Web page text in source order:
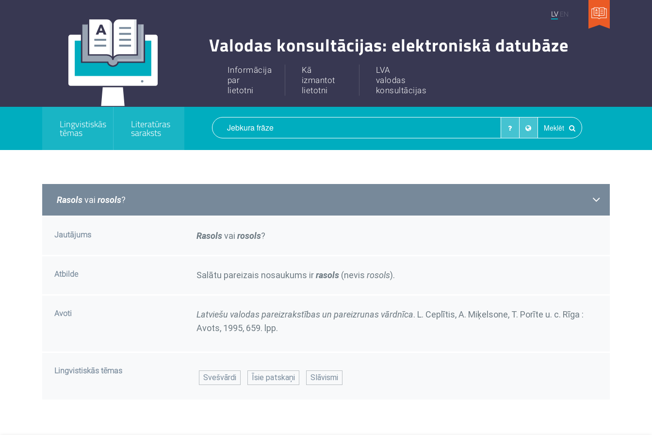
LV EN
Valodas konsultācijas: elektroniskā datubāze
Informācija
par
lietotni
Kā
izmantot
lietotni
LVA
valodas
konsultācijas
Lingvistiskās
tēmas
Literatūras
saraksts Meklēt
Rasolsvai rosols?
Jautājums Rasolsvai rosols?
Atbilde Salātu pareizais nosaukums irrasols(nevis rosols).
Avoti Latviešu valodas pareizrakstības un pareizrunas vārdnīca. L. Ceplītis, A. Miķelsone, T. Porīte u. c. Rīga :
Avots, 1995, 659. lpp.
Lingvistiskās tēmas
Svešvārdi Īsie patskaņi Slāvismi